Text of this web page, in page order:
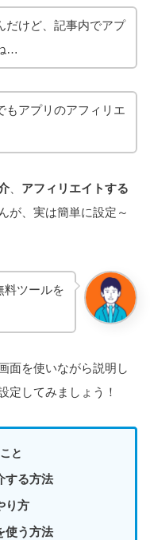
だけど、記事内でアプ
…
もアプリのアフィリエ
アフィリエイトする
が、実は簡単に設定～
料ツールを
面を使いながら説明し
定してみましょう！
と
する方法
り方
使う方法